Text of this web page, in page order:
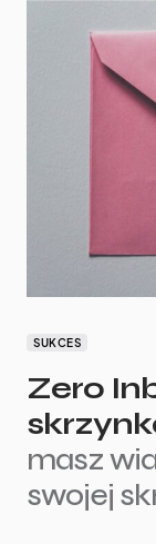
SUKCES
Zero
masz
swojej